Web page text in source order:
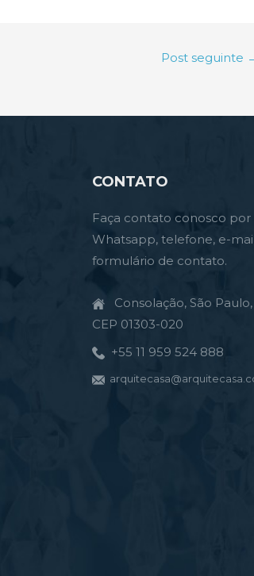
Post seguinte
CONTATO
Faça contato conosco por
Whatsapp, telefone, e-
formulário de contato.
Consolação, São Paulo,
CEP 01303-020
+55 11 959 524 888